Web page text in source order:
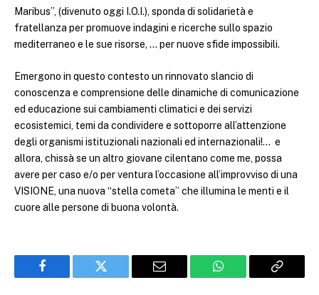
Maribus”, (divenuto oggi I.O.I.), sponda di solidarietà e
fratellanza per promuove indagini e ricerche sullo spazio
mediterraneo e le sue risorse, … per nuove sfide impossibili.
Emergono in questo contesto un rinnovato slancio di
conoscenza e comprensione delle dinamiche di comunicazione
ed educazione sui cambiamenti climatici e dei servizi
ecosistemici, temi da condividere e sottoporre all’attenzione
degli organismi istituzionali nazionali ed internazionali!… e
allora, chissà se un altro giovane cilentano come me, possa
avere per caso e/o per ventura l’occasione all’improvviso di una
VISIONE, una nuova “stella cometa” che illumina le menti e il
cuore alle persone di buona volontà.
Facebook Twitter Email WhatsApp Copy